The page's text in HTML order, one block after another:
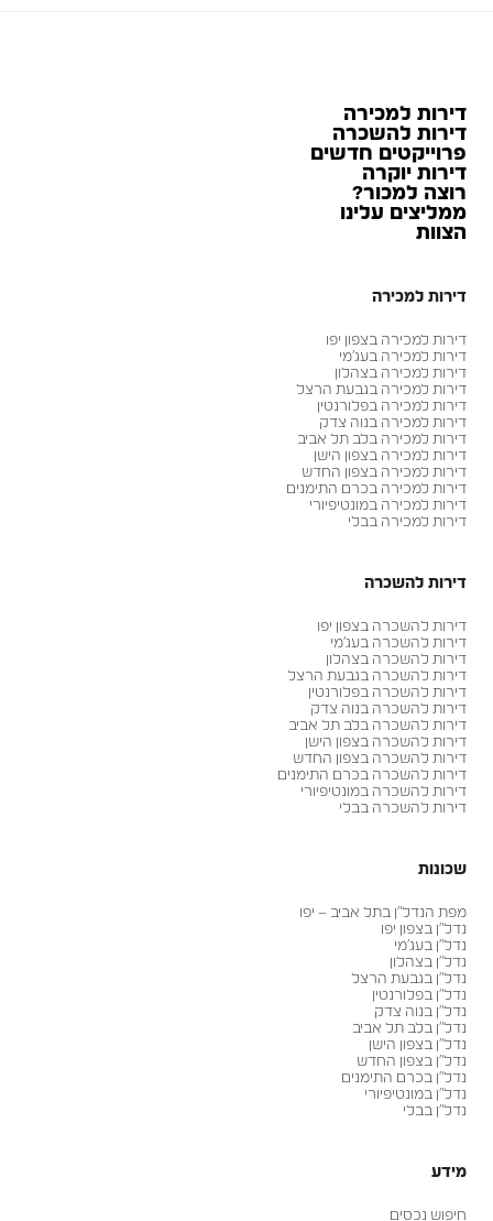
דירות למכירה
דירות להשכרה
פרוייקטים חדשים
דירות יוקרה
רוצה למכור?
ממליצים עלינו
הצוות
דירות למכירה
דירות למכירה בצפון יפו
דירות למכירה בעג׳מי
דירות למכירה בצהלון
דירות למכירה בגבעת הרצל
דירות למכירה בפלורנטין
דירות למכירה בנוה צדק
דירות למכירה בלב תל אביב
דירות למכירה בצפון הישן
דירות למכירה בצפון החדש
דירות למכירה בכרם התימנים
דירות למכירה במונטיפיורי
דירות למכירה בבלי
דירות להשכרה
דירות להשכרה בצפון יפו
דירות להשכרה בעג׳מי
דירות להשכרה בצהלון
דירות להשכרה בגבעת הרצל
דירות להשכרה בפלורנטין
דירות להשכרה בנוה צדק
דירות להשכרה בלב תל אביב
דירות להשכרה בצפון הישן
דירות להשכרה בצפון החדש
דירות להשכרה בכרם התימנים
דירות להשכרה במונטיפיורי
דירות להשכרה בבלי
שכונות
מפת הנדל״ן בתל אביב – יפו
נדל״ן בצפון יפו
נדל״ן בעג׳מי
נדל״ן בצהלון
נדל״ן בגבעת הרצל
נדל״ן בפלורנטין
נדל״ן בנוה צדק
נדל״ן בלב תל אביב
נדל״ן בצפון הישן
נדל״ן בצפון החדש
נדל״ן בכרם התימנים
נדל״ן במונטיפיורי
נדל״ן בבלי
מידע
חיפוש נכסים